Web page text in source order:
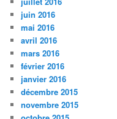
juin 2016
mai 2016
avril 2016
mars 2016
février 2016
janvier 2016
décembre 2015
novembre 2015